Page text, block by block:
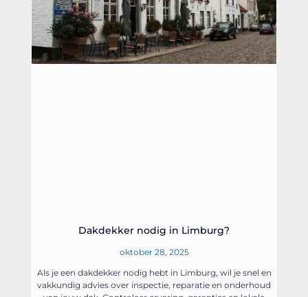
Dakdekker nodig in Limburg?
oktober 28, 2025
Als je een dakdekker nodig hebt in Limburg, wil je snel en
vakkundig advies over inspectie, reparatie en onderhoud